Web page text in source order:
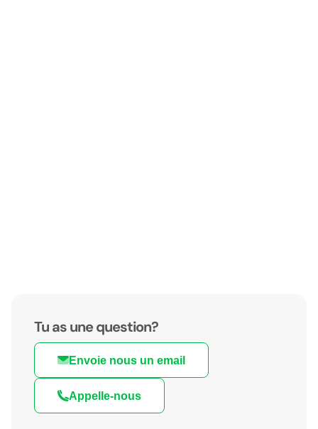
Tu as une question?
Envoie nous un email
Appelle-nous